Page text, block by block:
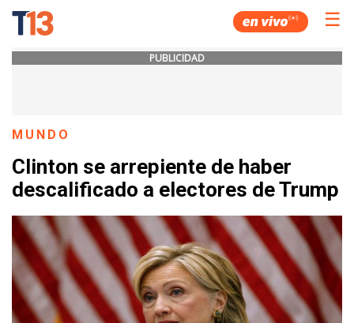
☰
PUBLICIDAD
MUNDO
Clinton se arrepiente de haber
descalificado a electores de Trump